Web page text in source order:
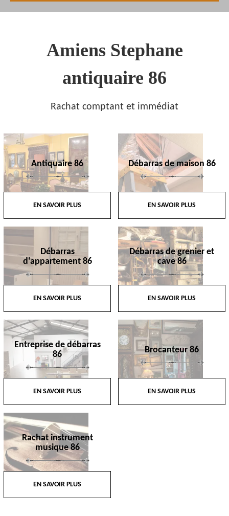
Amiens Stephane
antiquaire 86
Rachat comptant et immédiat
Antiquaire 86
EN SAVOIR PLUS
Débarras de maison 86
EN SAVOIR PLUS
Débarras
d'appartement 86
EN SAVOIR PLUS
Débarras de grenier et
cave 86
EN SAVOIR PLUS
Entreprise de débarras
86
EN SAVOIR PLUS
Brocanteur 86
EN SAVOIR PLUS
Rachat instrument
musique 86
EN SAVOIR PLUS